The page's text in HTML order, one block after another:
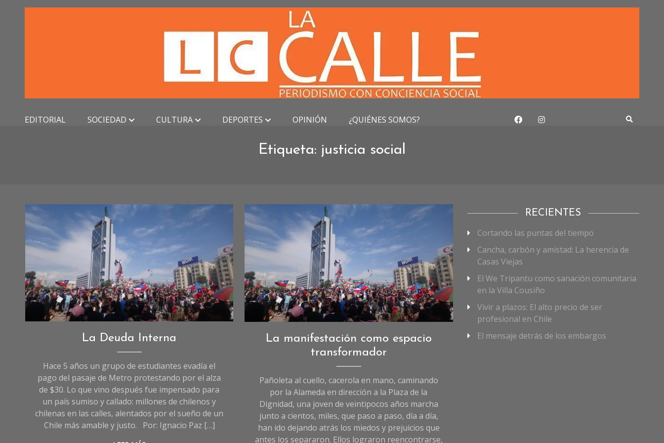
EDITORIAL SOCIEDAD CULTURA DEPORTES OPINIÓN ¿QUIÉNES SOMOS?
Etiqueta: justicia social
Uncategorized
La Deuda Interna
Hace 5 años un grupo de estudiantes evadía el
pago del pasaje de Metro protestando por el alza
de $30. Lo que vino después fue impensado para
un país sumiso y callado: millones de chilenos y
chilenas en las calles, alentados por el sueño de un
Chile más amable y justo. Por: Ignacio Paz […]
Crónicas
de
La manifestación como espacio
transformador
Pañoleta al cuello, cacerola en mano, caminando
por la Alameda en dirección a la Plaza de la
Dignidad, una joven de veintipocos años marcha
junto a cientos, miles, que paso a paso, día a día,
han ido dejando atrás los miedos y prejuicios que
antes los separaron. Ellos lograron reencontrarse,
RECIENTES
Cortando las puntas del tiempo
Cancha, carbón y amistad: La herencia de
Casas Viejas
El We Tripantu como sanación comunitaria
en la Villa Cousiño
Vivir a plazos: El alto precio de ser
profesional en Chile
El mensaje detrás de los embargos